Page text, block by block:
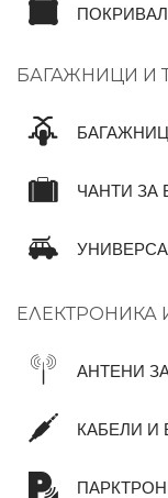
БАГАЖНИЦИ И
ЧАНТИ ЗА
ЕЛЕКТРОНИКА
АНТЕНИ
КАБЕЛИ И